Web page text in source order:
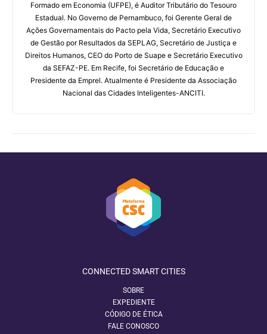
Formado em Economia (UFPE), é Auditor Tributário do Tesouro
Estadual. No Governo de Pernambuco, foi Gerente Geral de
Ações Governamentais do Pacto pela Vida, Secretário Executivo
de Gestão por Resultados da SEPLAG, Secretário de Justiça e
Direitos Humanos, CEO do Porto de Suape e Secretário Executivo
da SEFAZ-PE. Em Recife, foi Secretário de Educação e
Presidente da Emprel. Atualmente é Presidente da Associação
Nacional das Cidades Inteligentes-ANCITI.
CONNECTED SMART CITIES
SOBRE
EXPEDIENTE
CÓDIGO DE ÉTICA
FALE CONOSCO